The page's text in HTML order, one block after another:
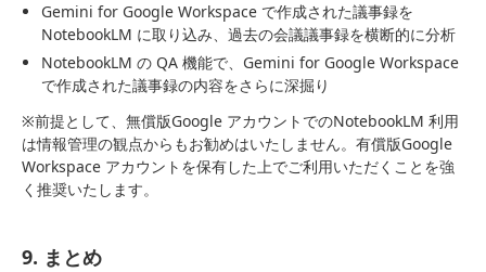
Gemini for Google Workspace で作成された議事録を
NotebookLM に取り込み、過去の会議議事録を横断的に分析
NotebookLM の QA 機能で、Gemini for Google Workspace
で作成された議事録の内容をさらに深掘り
※前提として、無償版Google アカウントでのNotebookLM 利用
は情報管理の観点からもお勧めはいたしません。有償版Google
Workspace アカウントを保有した上でご利用いただくことを強
く推奨いたします。
9. まとめ